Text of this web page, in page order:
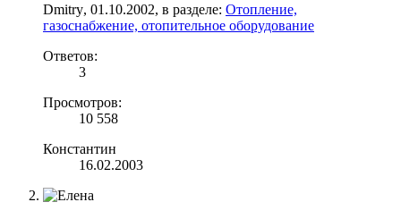
Dmitry, 01.10.2002, в разделе: Отопление,
газоснабжение, отопительное оборудование
Ответов:
3
Просмотров:
10 558
Константин
16.02.2003